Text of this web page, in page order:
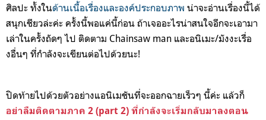
ศิลปะ ทั้งในด้านเนื้อเรื่องและองค์ประกอบภาพ น่าจะอ่านเรื่องนี้ได้
สนุกเชียวล่ะค่ะ ครั้งนี้พอแค่นี้ก่อน ถ้าเจออะไรน่าสนใจอีกจะเอามา
เล่าในครั้งถัดๆ ไป ติดตาม Chainsaw man และอนิเมะ/มังงะเรื่อ
งอื่นๆ ที่กำลังจะเขียนต่อไปด้วยนะ!
ปิดท้ายไปด้วยตัวอย่างแอนิเมชันที่จะออกฉายเร็วๆ นี้ค่ะ แล้วก็
อย่าลืมติดตามภาค 2 (part 2) ที่กำลังจะเริ่มกลับมาลงตอน